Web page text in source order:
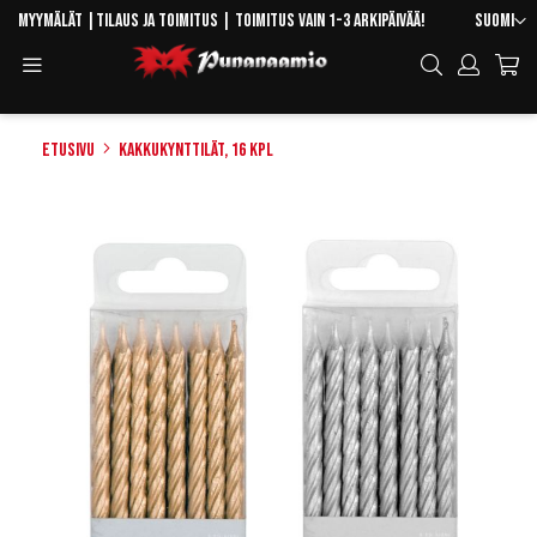
Skip
Content
Kieli
Suomi
Myymälät Tilaus ja toimitus | Toimitus vain 1-3 arkipäivää!
Hae
Etusivu Kakkukynttilät, 16 kpl